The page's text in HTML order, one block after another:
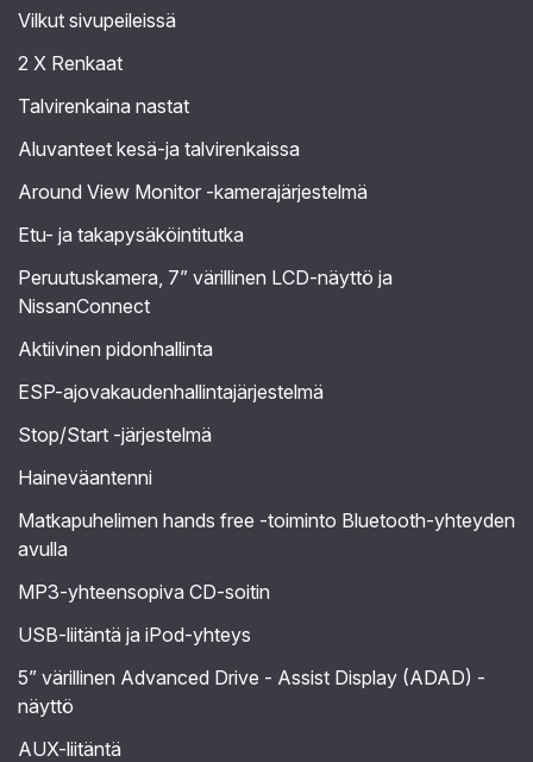
Vilkut sivupeileissä
2 X Renkaat
Talvirenkaina nastat
Aluvanteet kesä-ja talvirenkaissa
Around View Monitor -kamerajärjestelmä
Etu- ja takapysäköintitutka
Peruutuskamera, 7” värillinen LCD-näyttö ja
NissanConnect
Aktiivinen pidonhallinta
ESP-ajovakaudenhallintajärjestelmä
Stop/Start -järjestelmä
Haineväantenni
Matkapuhelimen hands free -toiminto Bluetooth-yhteyden
avulla
MP3-yhteensopiva CD-soitin
USB-liitäntä ja iPod-yhteys
5” värillinen Advanced Drive - Assist Display (ADAD) -
näyttö
AUX-liitäntä